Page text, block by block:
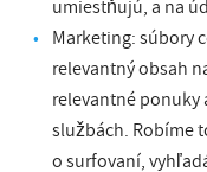
umiestňujú, a na
Marketing: súbory
relevantný obsah
relevantné ponuky
službách. Robíme
o surfovaní,